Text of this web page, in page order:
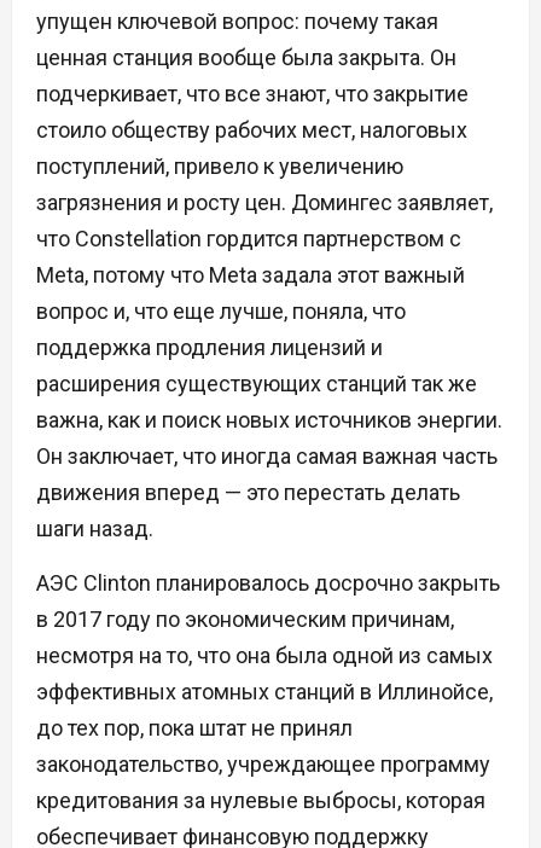
упущен ключевой вопрос: почему такая
ценная станция вообще была закрыта. Он
подчеркивает, что все знают, что закрытие
стоило обществу рабочих мест, налоговых
поступлений, привело к увеличению
загрязнения и росту цен. Домингес заявляет,
что Constellation гордится партнерством с
Meta, потому что Meta задала этот важный
вопрос и, что еще лучше, поняла, что
поддержка продления лицензий и
расширения существующих станций так же
важна, как и поиск новых источников энергии.
Он заключает, что иногда самая важная часть
движения вперед — это перестать делать
шаги назад.
АЭС Clinton планировалось досрочно закрыть
в 2017 году по экономическим причинам,
несмотря на то, что она была одной из самых
эффективных атомных станций в Иллинойсе,
до тех пор, пока штат не принял
законодательство, учреждающее программу
кредитования за нулевые выбросы, которая
обеспечивает финансовую поддержку